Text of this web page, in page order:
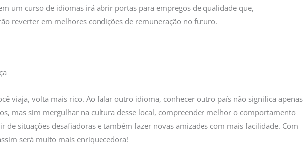
um curso de idiomas irá abrir portas para empregos de qualidade que,
reverter em melhores condições de remuneração no futuro.
viaja, volta mais rico. Ao falar outro idioma, conhecer outro país não significa apenas
mas sim mergulhar na cultura desse local, compreender melhor o comportamento
de situações desafiadoras e também fazer novas amizades com mais facilidade. Com
será muito mais enriquecedora!